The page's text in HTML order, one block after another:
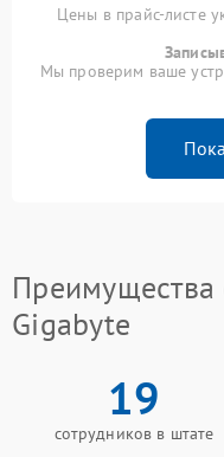
Цены в прайс-листе
Мы проверим ваше
Преимущества
Gigabyte
19
сотрудников в штате